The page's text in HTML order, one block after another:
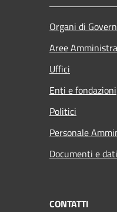
Organi di
Aree
Uffici
Enti e fondazioni
Politici
Personale
Documenti e dati
CONTATTI